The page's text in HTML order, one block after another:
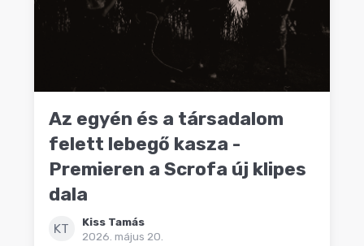
Az egyén és a társadalom
felett lebegő kasza -
Premieren a Scrofa új klipes
dala
KT
Kiss Tamás
2026. május 20.